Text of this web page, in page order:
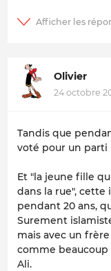
Olivier
24 octobre
Tandis que
voté pour un parti
Et "la jeune fille
dans la rue", cette
pendant 20 ans,
Surement
mais avec un
comme beaucoup
Ali.